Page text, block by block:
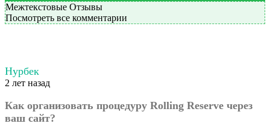
Межтекстовые Отзывы
Посмотреть все комментарии
Нурбек
2 лет назад
Как организовать процедуру Rolling Reserve через
ваш сайт?